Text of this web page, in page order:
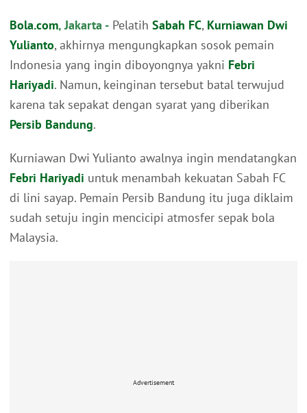
Bola.com, Jakarta - Pelatih Sabah FC, Kurniawan Dwi
Yulianto, akhirnya mengungkapkan sosok pemain
Indonesia yang ingin diboyongnya yakni Febri
Hariyadi. Namun, keinginan tersebut batal terwujud
karena tak sepakat dengan syarat yang diberikan
Persib Bandung.
Kurniawan Dwi Yulianto awalnya ingin mendatangkan
Febri Hariyadi untuk menambah kekuatan Sabah FC
di lini sayap. Pemain Persib Bandung itu juga diklaim
sudah setuju ingin mencicipi atmosfer sepak bola
Malaysia.
Advertisement